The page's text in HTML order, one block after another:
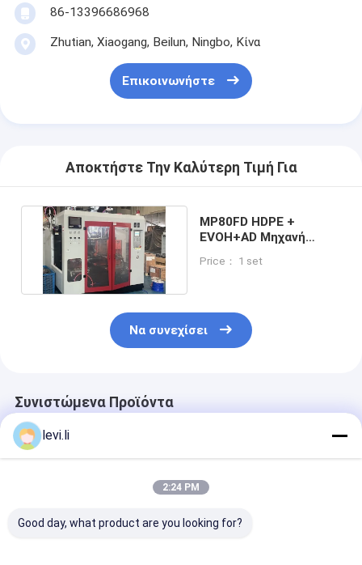
86-13396686968
Zhutian, Xiaogang, Beilun, Ningbo, Κίνα
Επικοινωνήστε
Αποκτήστε Την Καλύτερη Τιμή Για
MP80FD HDPE +
EVOH+AD Μηχανή
φιαλών
Price： 1 set
Να συνεχίσει
Συνιστώμενα Προϊόντα
levi.li
2:24 PM
Good day, what product are you looking for?